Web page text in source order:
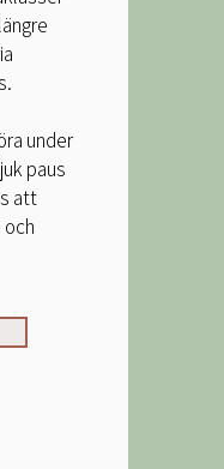
under
paus
att